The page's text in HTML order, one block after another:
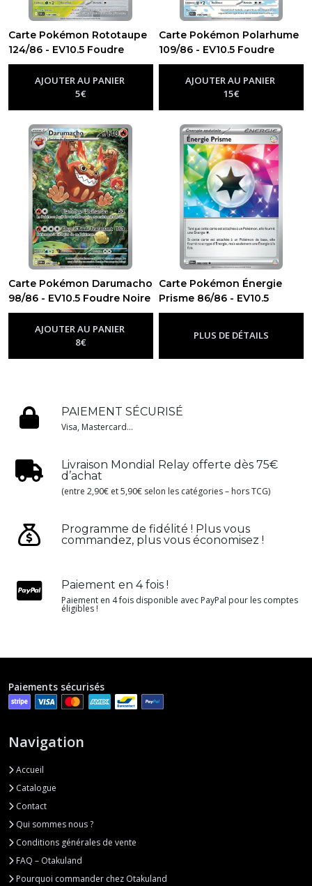
Carte Pokémon Rototaupe
124/86 - EV10.5 Foudre
Noire-Ev10.5 - Foudre Noire
AJOUTER AU PANIER
5€
Carte Pokémon Polarhume
109/86 - EV10.5 Foudre
Noire-Ev10.5 - Foudre Noire
AJOUTER AU PANIER
15€
Carte Pokémon Darumacho
98/86 - EV10.5 Foudre Noire
-Ev10.5 - Foudre Noire
AJOUTER AU PANIER
8€
Carte Pokémon Énergie
Prisme 86/86 - EV10.5
Foudre Noire-Ev10.5 - Foudre
PLUS DE DÉTAILS
PAIEMENT SÉCURISÉ
Visa, Mastercard...
Livraison Mondial Relay offerte dès 75€
d’achat
(entre 2,90€ et 5,90€ selon les catégories – hors TCG)
Programme de fidélité ! Plus vous
commandez, plus vous économisez !
Paiement en 4 fois !
Paiement en 4 fois disponible avec PayPal pour les comptes
éligibles !
Paiements sécurisés
Navigation
Accueil
Catalogue
Contact
Qui sommes nous ?
Conditions générales de vente
FAQ – Otakuland
Pourquoi commander chez Otakuland